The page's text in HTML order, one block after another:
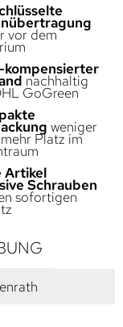
vor dem
kompensierter
nachhaltig
GoGreen
weniger
Platz im
Artikel
Schrauben
sofortigen